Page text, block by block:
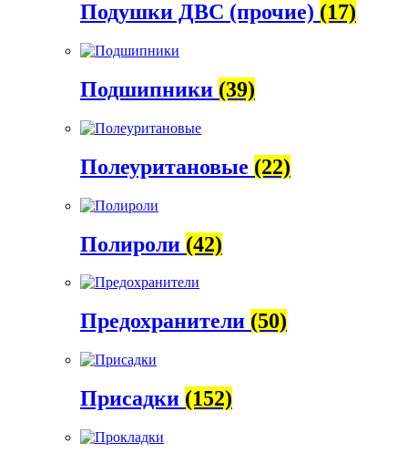
Подушки ДВС (прочие) (17)
Подшипники (39)
Полеуритановые (22)
Полироли (42)
Предохранители (50)
Присадки (152)